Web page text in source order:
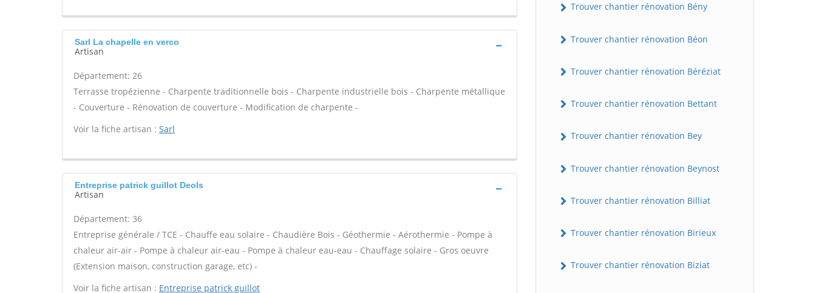
Sarl La chapelle en verco
Artisan
Département: 26
Terrasse tropézienne - Charpente traditionnelle bois - Charpente industrielle bois - Charpente métallique
- Couverture - Rénovation de couverture - Modification de charpente -
Voir la fiche artisan : Sarl
Entreprise patrick guillot Deols
Artisan
Département: 36
Entreprise générale / TCE - Chauffe eau solaire - Chaudière Bois - Géothermie - Aérothermie - Pompe à
chaleur air-air - Pompe à chaleur air-eau - Pompe à chaleur eau-eau - Chauffage solaire - Gros oeuvre
(Extension maison, construction garage, etc) -
Voir la fiche artisan : Entreprise patrick guillot
Trouver chantier rénovation Bény
Trouver chantier rénovation Béon
Trouver chantier rénovation Béréziat
Trouver chantier rénovation Bettant
Trouver chantier rénovation Bey
Trouver chantier rénovation Beynost
Trouver chantier rénovation Billiat
Trouver chantier rénovation Birieux
Trouver chantier rénovation Biziat